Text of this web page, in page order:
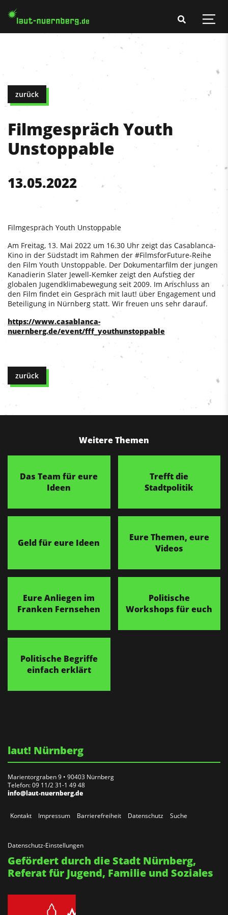
zurück
Filmgespräch Youth
Unstoppable
13.05.2022
Filmgespräch Youth Unstoppable
Am Freitag, 13. Mai 2022 um 16.30 Uhr zeigt das Casablanca-
Kino in der Südstadt im Rahmen der #FilmsforFuture-Reihe
den Film Youth Unstoppable. Der Dokumentarfilm der jungen
Kanadierin Slater Jewell-Kemker zeigt den Aufstieg der
globalen Jugendklimabewegung seit 2009. Im Anschluss an
den Film findet ein Gespräch mit laut! über Engagement und
Beteiligung in Nürnberg statt. Wir freuen uns sehr darauf.
https://www.casablanca-
nuernberg.de/event/fff_youthunstoppable
zurück
Weitere Themen
Das Team für eure
Ideen
Trefft die
Stadtpolitik
Geld für eure Ideen
Eure Themen, eure
Videos
Eure Anliegen im
Franken Fernsehen
Politische
Workshops für euch
Politische Begriffe
einfach erklärt
laut! Nürnberg
Marientorgraben 9 • 90403 Nürnberg
Telefon: 09 11/2 31-1 49 48
info@laut-nuernberg.de
Kontakt Impressum Barrierefreiheit Datenschutz Suche
Datenschutz-Einstellungen
Gefördert durch die Stadt Nürnberg,
Referat für Jugend, Familie und Soziales